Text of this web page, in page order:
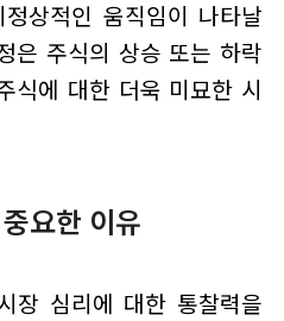
상적인 움직임이 나타날
은 주식의 상승 또는 하락
식에 대한 더욱 미묘한 시
요한 이유
장 심리에 대한 통찰력을